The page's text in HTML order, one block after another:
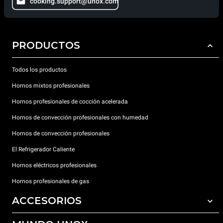
PRODUCTOS
Todos los productos
Hornos mixtos profesionales
Hornos profesionales de cocción acelerada
Hornos de convección profesionales con humedad
Hornos de convección profesionales
El Refrigerador Caliente
Hornos eléctricos profesionales
Hornos profesionales de gas
ACCESORIOS